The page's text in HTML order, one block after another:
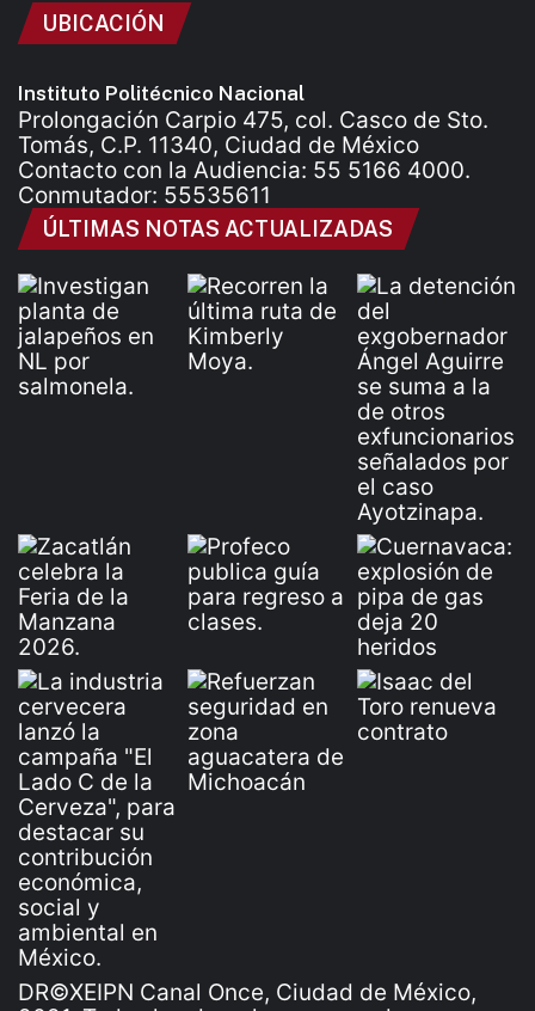
UBICACIÓN
Instituto Politécnico Nacional
Prolongación Carpio 475, col. Casco de Sto.
Tomás, C.P. 11340, Ciudad de México
Contacto con la Audiencia: 55 5166 4000.
Conmutador: 55535611
ÚLTIMAS NOTAS ACTUALIZADAS
DR©XEIPN Canal Once, Ciudad de México,